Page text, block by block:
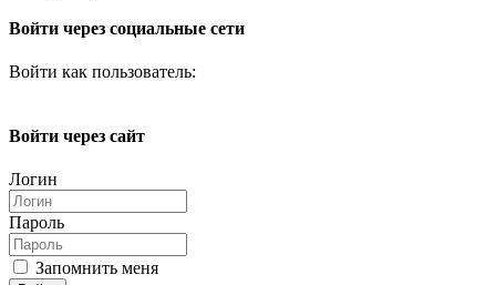
Войти через социальные сети
Войти как пользователь:
Войти через сайт
Логин
Пароль
Запомнить меня